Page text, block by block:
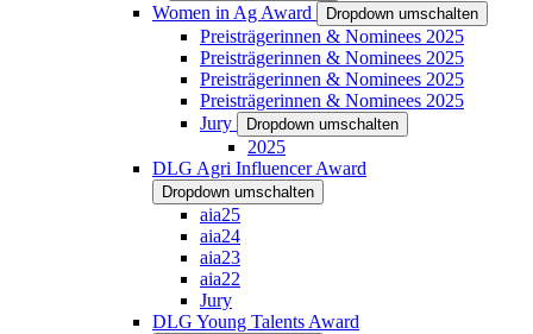
Women in Ag Award Dropdown umschalten
Preisträgerinnen & Nominees 2025
Preisträgerinnen & Nominees 2025
Preisträgerinnen & Nominees 2025
Preisträgerinnen & Nominees 2025
Jury
Dropdown umschalten
2025
DLG Agri Influencer Award
Dropdown umschalten
aia25
aia24
aia23
aia22
Jury
DLG Young Talents Award